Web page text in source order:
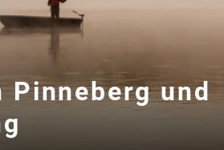
Pinneberg und